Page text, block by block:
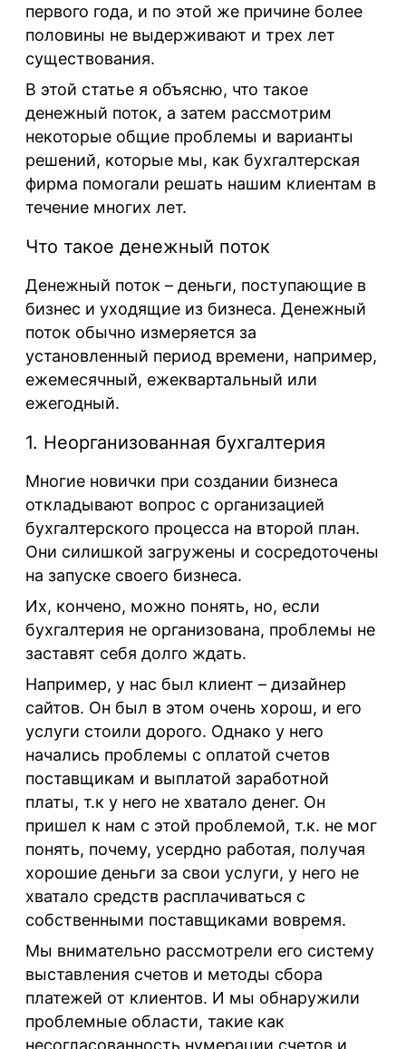
первого года, и по этой же причине более
половины не выдерживают и трех лет
существования.
В этой статье я объясню, что такое
денежный поток, а затем рассмотрим
некоторые общие проблемы и варианты
решений, которые мы, как бухгалтерская
фирма помогали решать нашим клиентам в
течение многих лет.
Что такое денежный поток
Денежный поток – деньги, поступающие в
бизнес и уходящие из бизнеса. Денежный
поток обычно измеряется за
установленный период времени, например,
ежемесячный, ежеквартальный или
ежегодный.
1. Неорганизованная бухгалтерия
Многие новички при создании бизнеса
откладывают вопрос с организацией
бухгалтерского процесса на второй план.
Они силишкой загружены и сосредоточены
на запуске своего бизнеса.
Их, кончено, можно понять, но, если
бухгалтерия не организована, проблемы не
заставят себя долго ждать.
Например, у нас был клиент – дизайнер
сайтов. Он был в этом очень хорош, и его
услуги стоили дорого. Однако у него
начались проблемы с оплатой счетов
поставщикам и выплатой заработной
платы, т.к у него не хватало денег. Он
пришел к нам с этой проблемой, т.к. не мог
понять, почему, усердно работая, получая
хорошие деньги за свои услуги, у него не
хватало средств расплачиваться с
собственными поставщиками вовремя.
Мы внимательно рассмотрели его систему
выставления счетов и методы сбора
платежей от клиентов. И мы обнаружили
проблемные области, такие как
несогласованность нумерации счетов и